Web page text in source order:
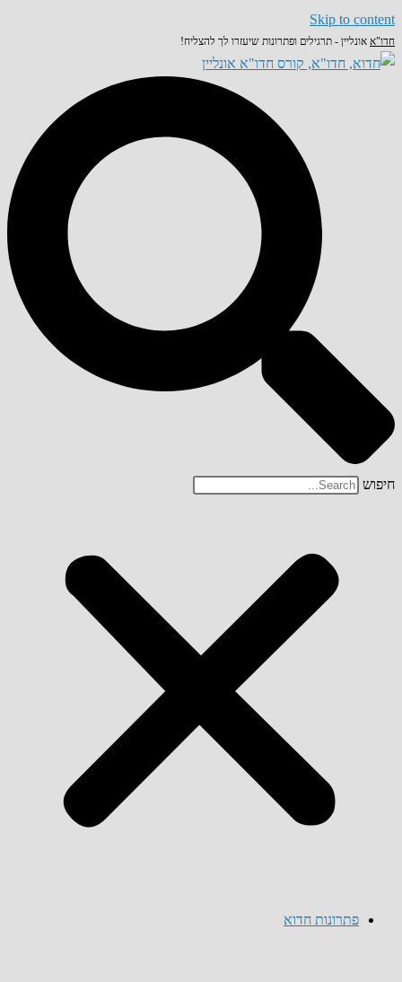
Skip to content
חדו"א אונליין - תרגילים ופתרונות שיעזרו לך להצליח!
חיפוש
פתרונות חדוא